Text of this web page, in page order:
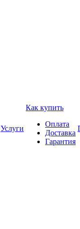
Услуги
Как купить
Оплата
Доставка
Гарантия